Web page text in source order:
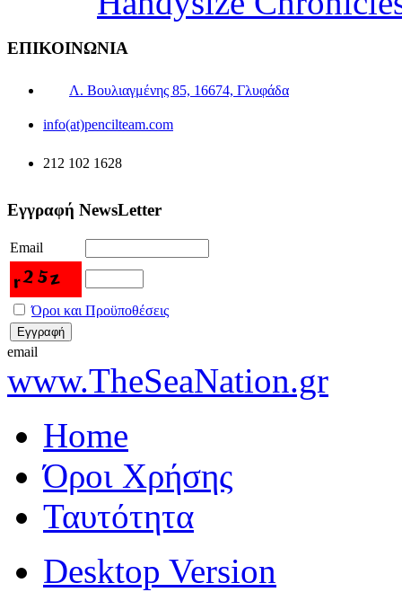
ΕΠΙΚΟΙΝΩΝΙΑ
Λ. Βουλιαγμένης 85, 16674, Γλυφάδα
info(at)pencilteam.com
212 102 1628
Εγγραφή NewsLetter
Email
Όροι και Προϋποθέσεις
email
www.TheSeaNation.gr
Home
Όροι Χρήσης
Ταυτότητα
Desktop Version